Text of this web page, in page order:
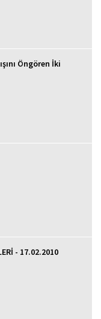
Öngören İki
- 17.02.2010